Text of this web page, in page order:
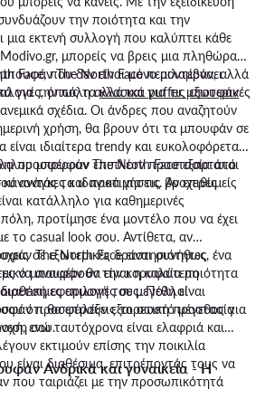
την ποιότητα και την
μια εκτενή συλλογή που καλύπτει κάθε
μπορείς να βρεις μια πληθώρα
Face, που δεν είναι μόνο μοντέρνα, αλλά
για την πόλη αλλά και για τις εξωτερικές
The North Face περιλαμβάνει
όπως τακλασικά puffer μπουφάν
σχέδια. Οι άνδρες που αναζητούν
χρήση, θα βρουν ότι τα μπουφάν σε
ιδιαίτερα trendy και ευκολοφόρετα.
προσφέρουν επιπλέον προστασία από
κάνοντάς τα ιδανικά για τις βροχερές
μπουφάν The North Face εξαρτάται
ανάγκες και προτιμήσεις. Αν επιθυμείς
κατάλληλο για καθημερινές
προτίμησε ένα μοντέλο που να έχει
το casual look σου. Αντίθετα, αν
σε εξωτερικές δραστηριότητες, ένα
μπουφάν θα είναι η καλύτερη
επιλογές σε μεγέθη είναι
ότι θα επιλέξεις το σωστό μέγεθος για
σου.
The North Face είναι συνήθως
να αναφέρουν την κορυφαία ποιότητα
εφαρμογή τους. Πολλοί
προσφέρουν εξαιρετική προστασία
ενώ ταυτόχρονα είναι ελαφριά και
εκτιμούν επίσης την ποικιλία
είναι διαθέσιμα, επιτρέποντάς τους να
που ταιριάζει με την προσωπικότητά
Ανδρικά και γυναικεία - Η